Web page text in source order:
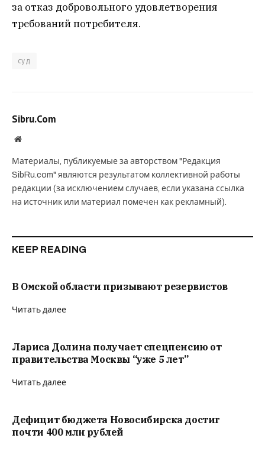
за отказ добровольного удовлетворения
требований потребителя.
суд
Sibru.Com
Website
Материалы, публикуемые за авторством "Редакция
SibRu.com" являются результатом коллективной работы
редакции (за исключением случаев, если указана ссылка
на источник или материал помечен как рекламный).
KEEP READING
В Омской области призывают резервистов
Читать далее
Лариса Долина получает спецпенсию от
правительства Москвы “уже 5 лет”
Читать далее
Дефицит бюджета Новосибирска достиг
почти 400 млн рублей